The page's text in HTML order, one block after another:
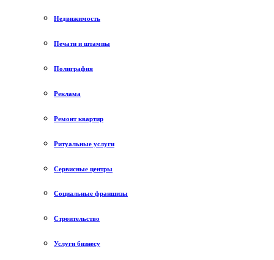
Недвижимость
Печати и штампы
Полиграфия
Реклама
Ремонт квартир
Ритуальные услуги
Сервисные центры
Социальные франшизы
Строительство
Услуги бизнесу